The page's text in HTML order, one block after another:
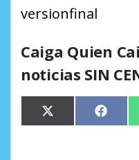
versionfinal
Caiga Quien
noticias SIN
Compartir
en
X
(Twitter) en